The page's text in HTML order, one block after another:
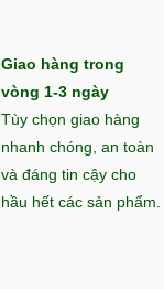
Giao hàng trong
vòng 1-3 ngày
Tùy chọn giao hàng
nhanh chóng, an toàn
và đáng tin cậy cho
hầu hết các sản phẩm.